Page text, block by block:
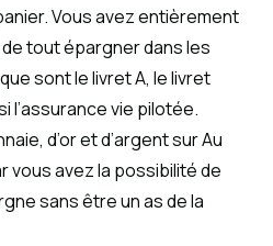
Vous avez entièrement
tout épargner dans les
sont le livret A, le livret
l’assurance vie pilotée.
d’or et d’argent sur Au
vous avez la possibilité de
sans être un as de la